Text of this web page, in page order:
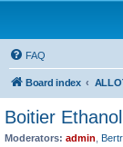
FAQ
Board index
Boitier
Moderators: admin